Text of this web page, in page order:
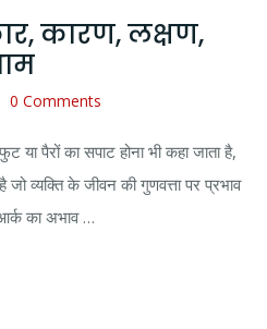
कारण, लक्षण,
0 Comments
पैरों का सपाट होना भी कहा जाता है,
व्यक्ति के जीवन की गुणवत्ता पर प्रभाव
का अभाव …